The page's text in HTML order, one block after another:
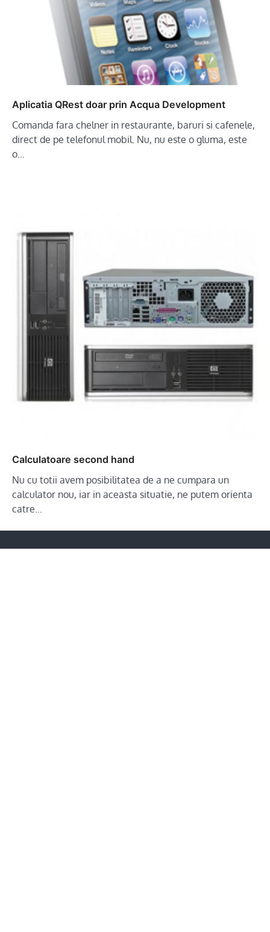
Aplicatia QRest doar prin Acqua Development
Comanda fara chelner in restaurante, baruri si cafenele,
direct de pe telefonul mobil. Nu, nu este o gluma, este
o…
Calculatoare second hand
Nu cu totii avem posibilitatea de a ne cumpara un
calculator nou, iar in aceasta situatie, ne putem orienta
catre…